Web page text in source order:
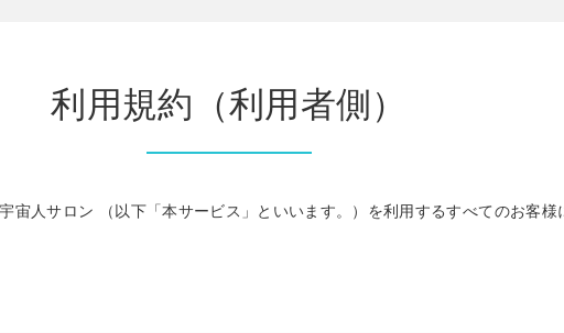
利用規約（利用者側）
宙人サロン （以下「本サービス」といいます。）を利用するすべてのお客